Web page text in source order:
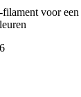
voor een